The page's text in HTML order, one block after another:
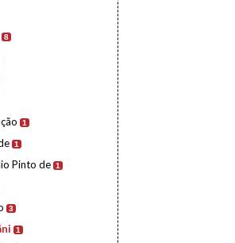
8
1
1
Pinto de 1
3
1